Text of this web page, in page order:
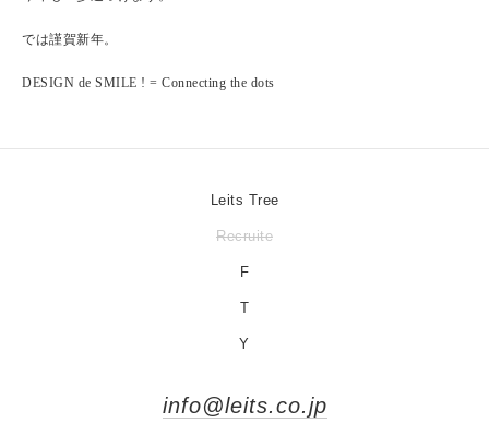
では謹賀新年。
DESIGN de SMILE ! = Connecting the dots
Leits Tree
Recruite
F
T
Y
info@leits.co.jp